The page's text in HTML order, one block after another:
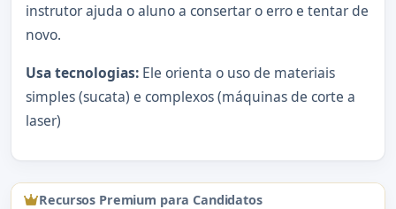
instrutor ajuda o aluno a consertar o erro e tentar de
novo.
Usa tecnologias: Ele orienta o uso de materiais
simples (sucata) e complexos (máquinas de corte a
laser)
Recursos Premium para Candidatos